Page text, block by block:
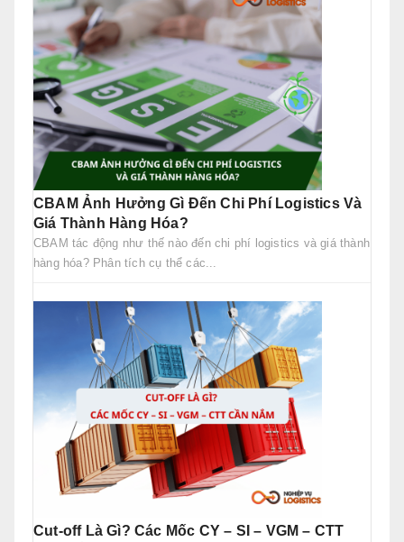
CBAM Ảnh Hưởng Gì Đến Chi Phí Logistics Và
Giá Thành Hàng Hóa?
CBAM tác động như thế nào đến chi phí logistics và giá thành
hàng hóa? Phân tích cụ thể các...
Cut-off Là Gì? Các Mốc CY – SI – VGM – CTT